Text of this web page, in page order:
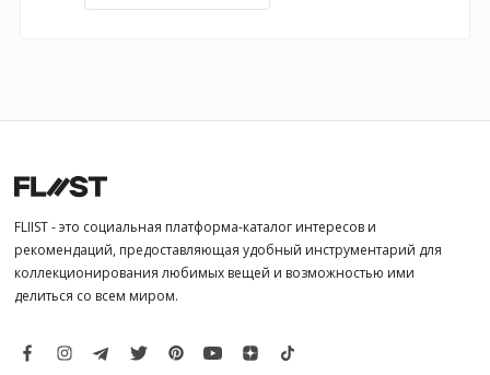
FLIIST - это социальная платформа-каталог интересов и
рекомендаций, предоставляющая удобный инструментарий для
коллекционирования любимых вещей и возможностью ими
делиться со всем миром.